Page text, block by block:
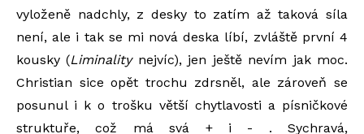
vyloženě nadchly, z desky to zatím až taková síla
není, ale i tak se mi nová deska líbí, zvláště první 4
kousky (Liminalitynejvíc), jen ještě nevím jak moc.
Christian sice opět trochu zdrsněl, ale zároveň se
posunul i k o trošku větší chytlavosti a písničkové
struktuře, což má svá + i - . Sychravá,